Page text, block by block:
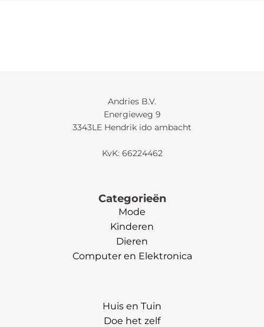
Andries B.V.
Energieweg 9
3343LE Hendrik ido ambacht
KvK: 66224462
Categorieën
Mode
Kinderen
Dieren
Computer en Elektronica
Huis en Tuin
Doe het zelf